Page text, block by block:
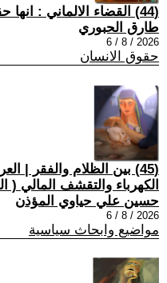
(44) القضاء الالماني : انها حقوق طفولة فلا تقتلوها
طارق الحبوري
2026 / 8 / 6
حقوق الانسان
(45) بين الظلام والفقر |
الكهرباء والتقشف المالي (
حسين علي حياوي المؤذن
2026 / 8 / 6
مواضيع وابحاث سياسية